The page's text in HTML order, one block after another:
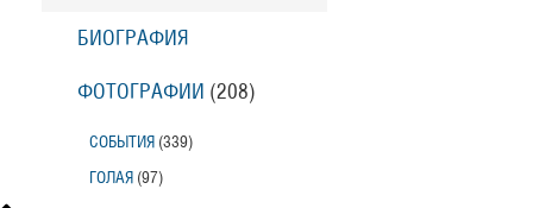
БИОГРАФИЯ
ФОТОГРАФИИ (208)
СОБЫТИЯ (339)
ГОЛАЯ (97)